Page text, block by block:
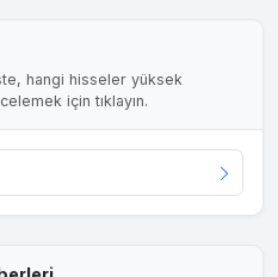
hangi hisseler yüksek
için tıklayın.